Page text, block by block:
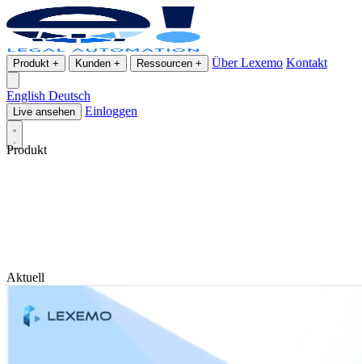
Produkt + Kunden + Ressourcen + Über Lexemo Kontakt
English Deutsch
Live ansehen Einloggen
Produkt
Aktuell